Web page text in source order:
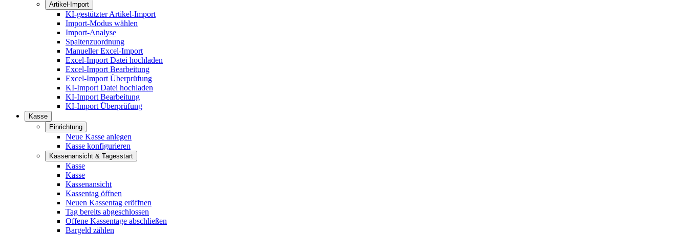
Artikel-Import
KI-gestützter Artikel-Import
Import-Modus wählen
Import-Analyse
Spaltenzuordnung
Manueller Excel-Import
Excel-Import Datei hochladen
Excel-Import Bearbeitung
Excel-Import Überprüfung
KI-Import Datei hochladen
KI-Import Bearbeitung
KI-Import Überprüfung
Kasse
Einrichtung
Neue Kasse anlegen
Kasse konfigurieren
Kassenansicht & Tagesstart
Kasse
Kasse
Kassenansicht
Kassentag öffnen
Neuen Kassentag eröffnen
Tag bereits abgeschlossen
Offene Kassentage abschließen
Bargeld zählen